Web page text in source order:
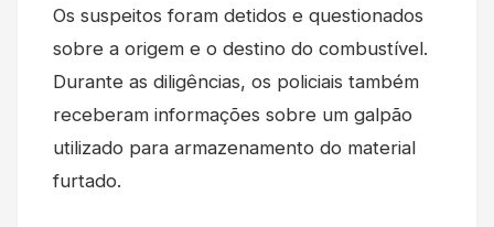
Os suspeitos foram detidos e questionados
sobre a origem e o destino do combustível.
Durante as diligências, os policiais também
receberam informações sobre um galpão
utilizado para armazenamento do material
furtado.